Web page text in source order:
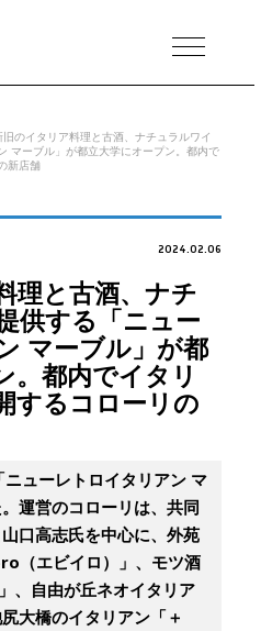
MENU
旧のイタリア料理と古酒、ナチュラルワイ
マーブル」が都立大学にオープン。都内で
新店舗
2024.02.06
理と古酒、ナチ
供する「ニュー
マーブル」が都
。都内でイタリ
するコローリの
ューレトロイタリアン マ
運営のコローリは、共同
口高志氏を中心に、外苑
（エビイロ）」、モツ酒
、自由が丘ネオイタリア
大橋のイタリアン「＋